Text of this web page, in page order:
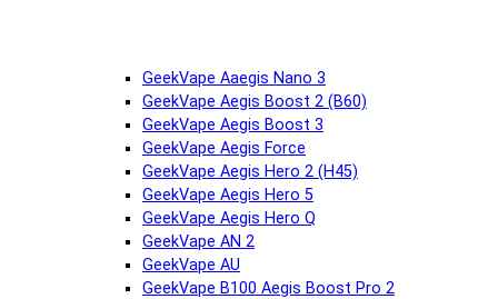
GeekVape Aaegis Nano 3
GeekVape Aegis Boost 2 (B60)
GeekVape Aegis Boost 3
GeekVape Aegis Force
GeekVape Aegis Hero 2 (H45)
GeekVape Aegis Hero 5
GeekVape Aegis Hero Q
GeekVape AN 2
GeekVape AU
GeekVape B100 Aegis Boost Pro 2